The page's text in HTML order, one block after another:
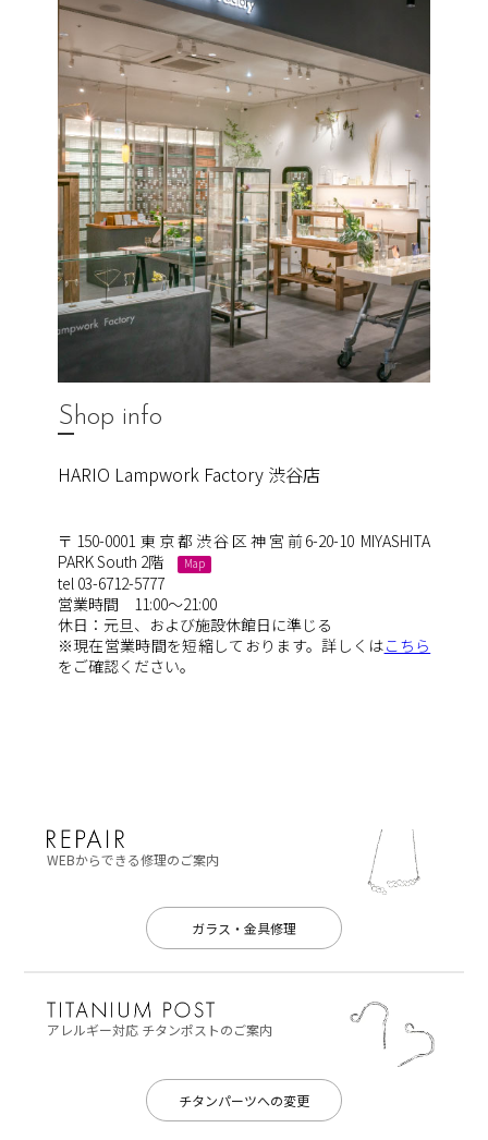
Shop info
HARIO Lampwork Factory 渋谷店
〒150-0001 東京都渋谷区神宮前6-20-10 MIYASHITA
PARK South 2階
Map
tel 03-6712-5777
営業時間 11:00～21:00
休日：元旦、および施設休館日に準じる
※現在営業時間を短縮しております。詳しくはこちら
をご確認ください。
WEBからできる修理のご案内
ガラス・金具修理
アレルギー対応チタンポストのご案内
チタンパーツへの変更